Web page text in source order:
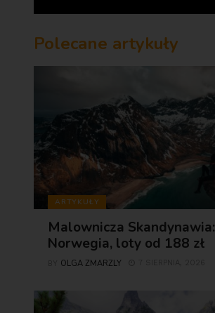
Polecane artykuły
ARTYKUŁY
Malownicza Skandynawia:
Norwegia, loty od 188 zł
OLGA ZMARZLY